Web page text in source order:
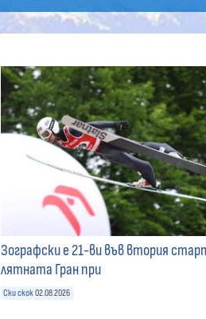
Зографски е 21-ви във втория
лятната Гран при
Ски скок 02.08.2026